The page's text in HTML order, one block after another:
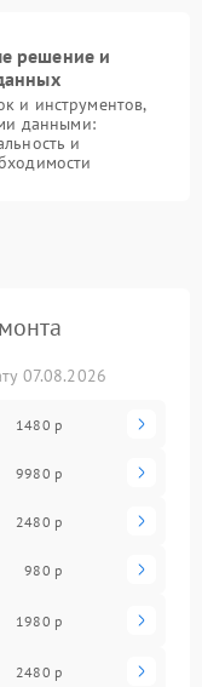
решение и
и инструментов,
данными:
и
07.08.2026
1480 р
9980 р
2480 р
980 р
1980 р
2480 р